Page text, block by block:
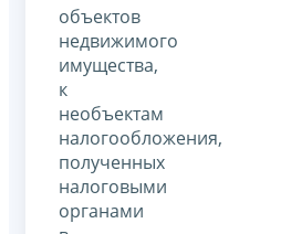
объектов
недвижимого
имущества,
к
необъектам
налогообложения,
полученных
налоговыми
органами